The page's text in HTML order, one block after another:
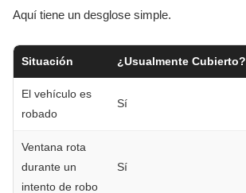
Aquí tiene un desglose simple.
Situación ¿Usualmente Cubierto?
El vehículo es
robado
Sí
Ventana rota
durante un
intento de robo
Sí